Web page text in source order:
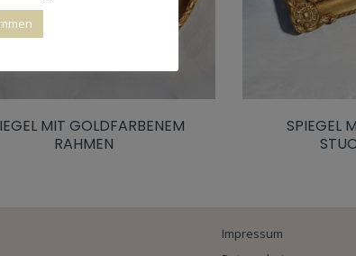
MIT GOLDFARBENEM
RAHMEN
SPIEGEL
Impressum